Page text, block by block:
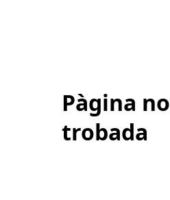
Pàgina no
trobada